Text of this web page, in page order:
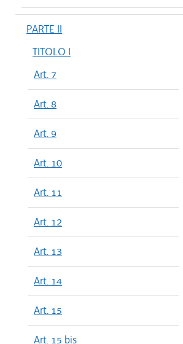
PARTE II
TITOLO I
Art. 7
Art. 8
Art. 9
Art. 10
Art. 11
Art. 12
Art. 13
Art. 14
Art. 15
Art. 15 bis